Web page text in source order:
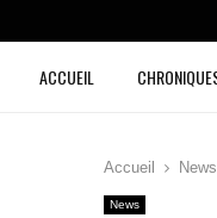
ACCUEIL
Accueil News
News